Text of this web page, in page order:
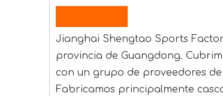
Jianghai Shengtao Sports
provincia de Guangdong.
con un grupo de proveedores
Fabricamos principalmente